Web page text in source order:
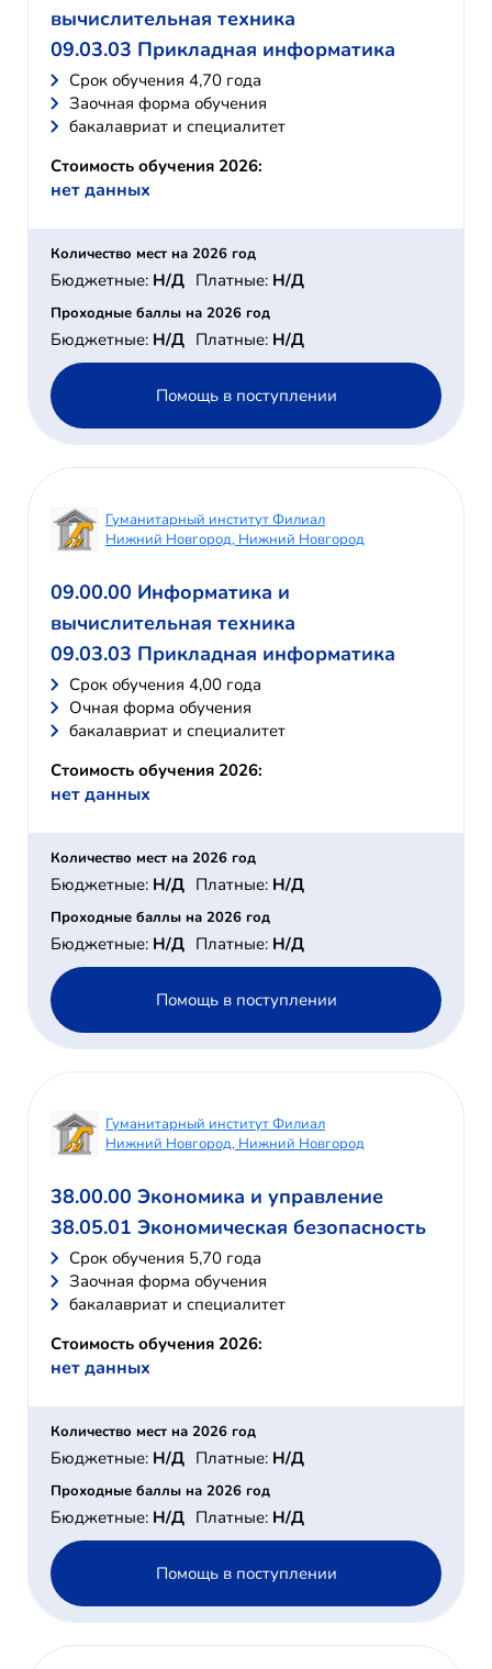
вычислительная техника
09.03.03 Прикладная информатика
Cрок обучения 4,70 года
Заочная форма обучения
бакалавриат и специалитет
Стоимость обучения 2026:
нет данных
Количество мест на 2026 год
Бюджетные: Н/Д Платные: Н/Д
Проходные баллы на 2026 год
Бюджетные: Н/Д Платные: Н/Д
Помощь в поступлении
Гуманитарный институт Филиал
Нижний Новгород, Нижний Новгород
09.00.00 Информатика и
вычислительная техника
09.03.03 Прикладная информатика
Cрок обучения 4,00 года
Очная форма обучения
бакалавриат и специалитет
Стоимость обучения 2026:
нет данных
Количество мест на 2026 год
Бюджетные: Н/Д Платные: Н/Д
Проходные баллы на 2026 год
Бюджетные: Н/Д Платные: Н/Д
Помощь в поступлении
Гуманитарный институт Филиал
Нижний Новгород, Нижний Новгород
38.00.00 Экономика и управление
38.05.01 Экономическая безопасность
Cрок обучения 5,70 года
Заочная форма обучения
бакалавриат и специалитет
Стоимость обучения 2026:
нет данных
Количество мест на 2026 год
Бюджетные: Н/Д Платные: Н/Д
Проходные баллы на 2026 год
Бюджетные: Н/Д Платные: Н/Д
Помощь в поступлении